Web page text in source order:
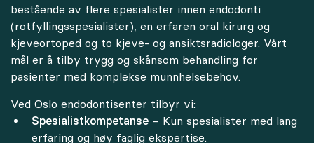
bestående av flere spesialister innen endodonti
(rotfyllingsspesialister), en erfaren oral kirurg og
kjeveortoped og to kjeve- og ansiktsradiologer. Vårt
mål er å tilby trygg og skånsom behandling for
pasienter med komplekse munnhelsebehov.
Ved Oslo endodontisenter tilbyr vi:
Spesialistkompetanse – Kun spesialister med lang
erfaring og høy faglig ekspertise.